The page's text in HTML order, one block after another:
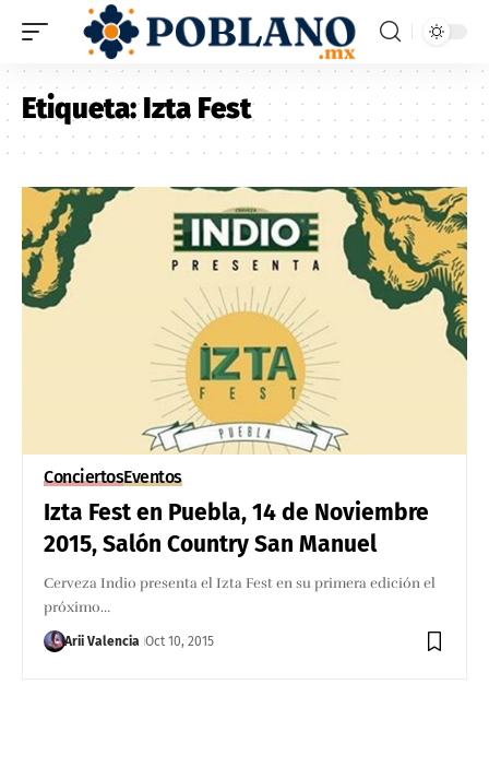
Etiqueta:Izta Fest
ConciertosEventos
Izta Fest en Puebla, 14 de Noviembre
2015, Salón Country San Manuel
Cerveza Indio presenta el Izta Fest en su primera edición el
próximo…
Arii Valencia Oct 10, 2015